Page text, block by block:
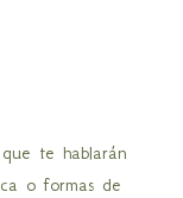
te hablarán
o formas de